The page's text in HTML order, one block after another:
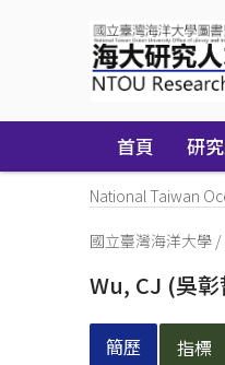
首頁 研
National Taiwan
國立臺灣海洋大學 /
Wu, CJ (吳
簡歷 指標